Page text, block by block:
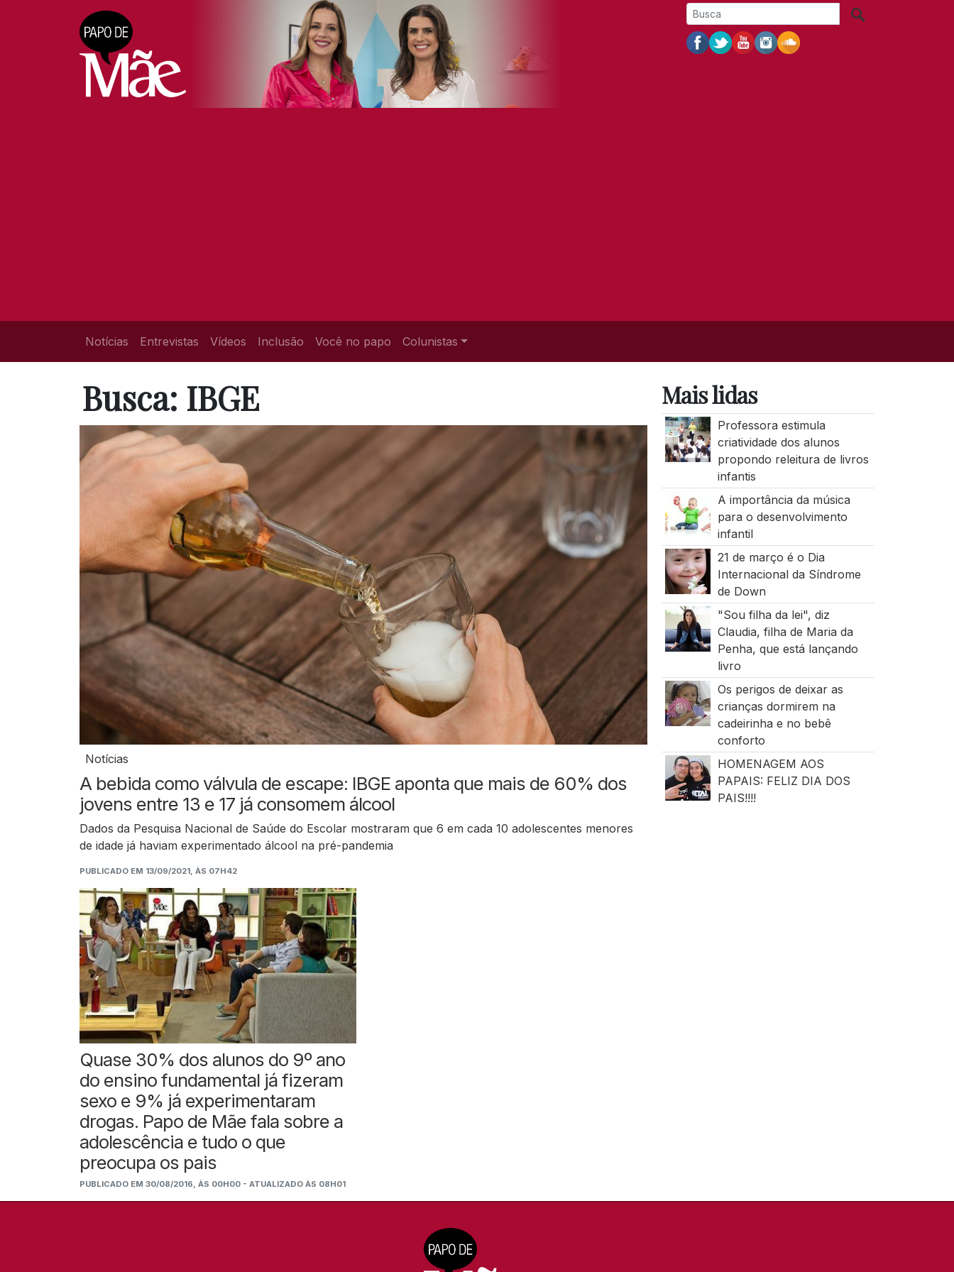
Notícias Entrevistas Vídeos Inclusão Você no papo Colunistas
Busca: IBGE
Notícias
A bebida como válvula de escape: IBGE aponta que mais de 60% dos
jovens entre 13 e 17 já consomem álcool
Dados da Pesquisa Nacional de Saúde do Escolar mostraram que 6 em cada 10 adolescentes menores
de idade já haviam experimentado álcool na pré-pandemia
PUBLICADO EM 13/09/2021, ÀS 07H42
Quase 30% dos alunos do 9º ano
do ensino fundamental já fizeram
sexo e 9% já experimentaram
drogas. Papo de Mãe fala sobre a
adolescência e tudo o que
preocupa os pais
PUBLICADO EM 30/08/2016, ÀS 00H00 - ATUALIZADO ÀS 08H01
Mais lidas
Professora estimula
criatividade dos alunos
propondo releitura de livros
infantis
A importância da música
para o desenvolvimento
infantil
21 de março é o Dia
Internacional da Síndrome
de Down
"Sou filha da lei", diz
Claudia, filha de Maria da
Penha, que está lançando
livro
Os perigos de deixar as
crianças dormirem na
cadeirinha e no bebê
conforto
HOMENAGEM AOS
PAPAIS: FELIZ DIA DOS
PAIS!!!!